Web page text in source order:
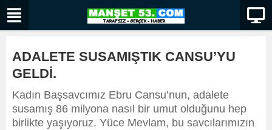
ADALETE SUSAMIŞTIK CANSU’YU
GELDİ.
Kadın Başsavcımız Ebru Cansu’nun, adalete
susamış 86 milyona nasıl bir umut olduğunu hep
birlikte yaşıyoruz. Yüce Mevlam, bu savcılarımızın